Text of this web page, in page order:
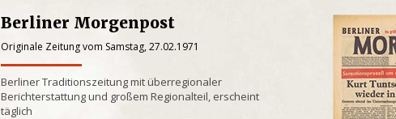
Berliner Morgenpost
Originale Zeitung vom Samstag, 27.02.1971
Berliner Traditionszeitung mit überregionaler
Berichterstattung und großem Regionalteil, erscheint
täglich